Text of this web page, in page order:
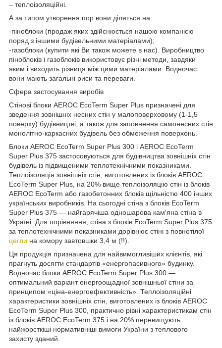
– теплоізоляційні.
А за типом утворення пор вони діляться на:
-піноблоки (продаж яких здійснюється нашою компанією
поряд з іншими будівельними матеріалами);
-газоблоки (купити які Ви також можете в нас). Виробництво
піноблоків і газоблоків використовує різні методи, завдяки
яким і виходить різниця між цими матеріалами. Водночас
вони мають загальні риси та переваги.
Сфера застосування виробів
Стінові блоки AEROC EcoTerm Super Plus призначені для
зведення зовнішніх несних стін у малоповерховому (1-1,5
поверху) будівництві, а також для заповнення самонесних стін
монолітно-каркасних будівель без обмеження поверхонь.
Блоки AEROC EcoTerm Super Plus 300 і AEROC EcoTerm
Super Plus 375 застосовуються для будівництва зовнішніх стін
будівель із підвищеними теплотехнічними показниками.
Теплоізоляція зовнішніх стін, виготовлених із блоків AEROC
EcoTerm Super Plus, на 20% вище теплоізоляцію стін із блоків
AEROC EcoTerm або газобетонних блоків щільністю 400 інших
українських виробників. На сьогодні стіна з блоків EcoTerm
Super Plus 375 — найгарячіша одношарова кам'яна стіна в
Україні. Для порівняння, стіна з блоків EcoTerm Super Plus 375
за теплотехнічними показниками дорівнює стіні з повнотілої
цегли на комору завтовшки 3,4 м (!!).
Ця продукція призначена для найвимогливіших клієнтів, які
прагнуть досягти стандартів «енергопасивного» будинку.
Водночас блоки AEROC EcoTerm Super Plus 300 —
оптимальний варіант енергоощадної зовнішньої стіни за
принципом «ціна-енергоефективність». Теплоізоляційні
характеристики зовнішніх стін, виготовлених із блоків AEROC
EcoTerm Super Plus 300, практично рівні характеристикам стін
із блоків AEROC EcoTerm 375 і на 20% перевищують
найжорсткіші нормативніші вимоги України з теплового
захисту зданий.